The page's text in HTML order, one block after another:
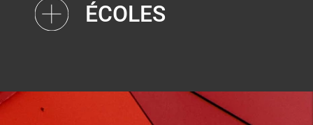
ÉCOLES